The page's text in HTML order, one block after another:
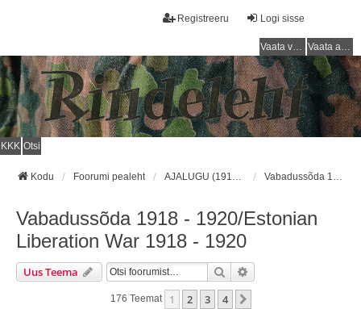
Logi sisse
Registreeru
Vaata vastamata teemasi Vaata aktiivseid teemasid
KKK Otsi
Kodu Foorumi pealeht AJALUGU (1918 - 1940) / HISTORY (1918 - 1940) Vabadussõda 1918 - 1920/Estonian Liberation War 1918 - 1920
Vabadussõda 1918 - 1920/Estonian
Liberation War 1918 - 1920
Uus Teema Otsi
176 Teemat 1 2 3 4